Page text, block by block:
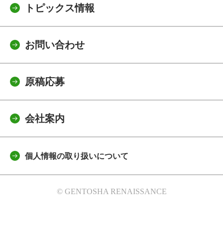
トピックス情報
お問い合わせ
原稿応募
会社案内
個人情報の取り扱いについて
© GENTOSHA RENAISSANCE